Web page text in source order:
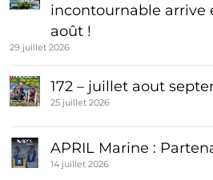
incontournable arrive
août !
29 juillet 2026
172 – juillet aout
25 juillet 2026
APRIL Marine :
14 juillet 2026